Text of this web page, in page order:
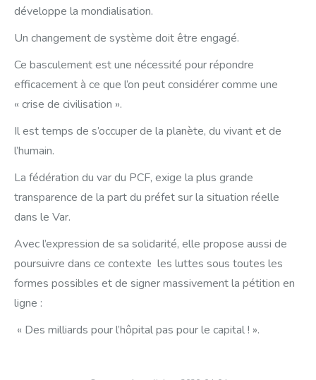
développe la mondialisation.
Un changement de système doit être engagé.
Ce basculement est une nécessité pour répondre
efficacement à ce que l’on peut considérer comme une
« crise de civilisation ».
Il est temps de s’occuper de la planète, du vivant et de
l’humain.
La fédération du var du PCF, exige la plus grande
transparence de la part du préfet sur la situation réelle
dans le Var.
Avec l’expression de sa solidarité, elle propose aussi de
poursuivre dans ce contexte les luttes sous toutes les
formes possibles et de signer massivement la pétition en
ligne :
« Des milliards pour l’hôpital pas pour le capital ! ».